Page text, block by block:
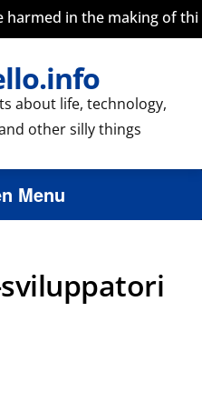
in the making of this
about life, technology,
other silly things
Menu